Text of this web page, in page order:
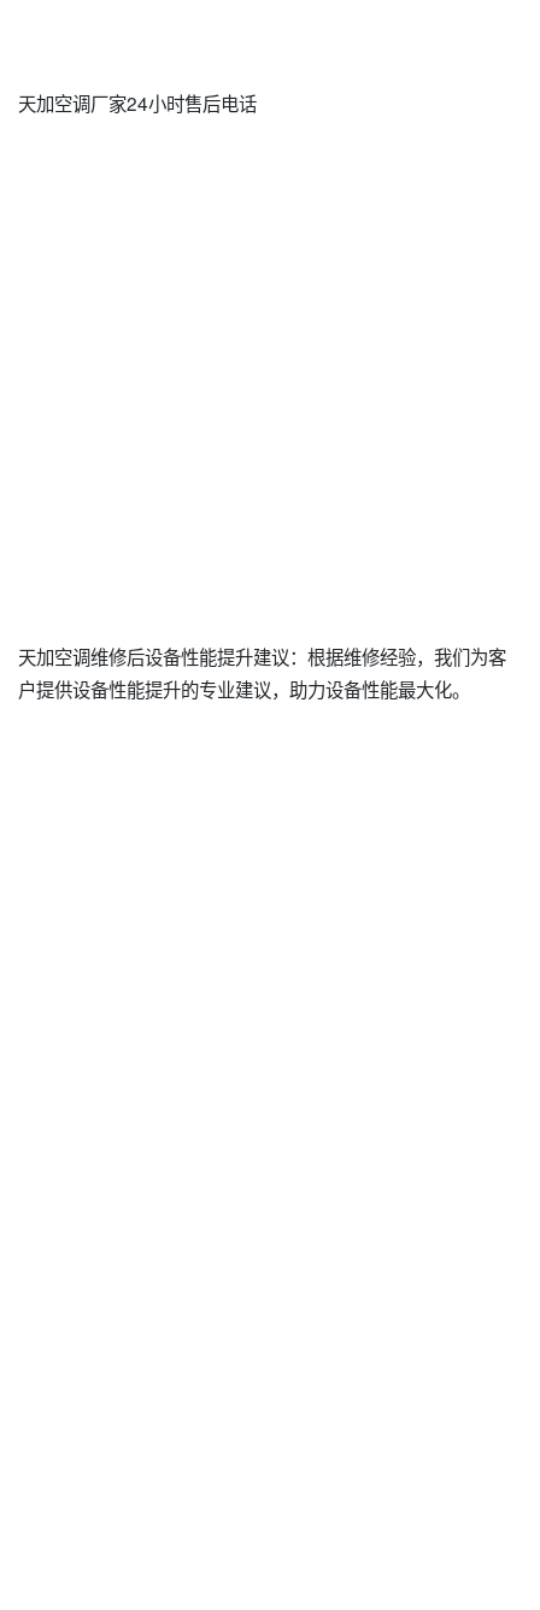
天加空调厂家24小时售后电话
天加空调维修后设备性能提升建议：根据维修经验，我们为客
户提供设备性能提升的专业建议，助力设备性能最大化。